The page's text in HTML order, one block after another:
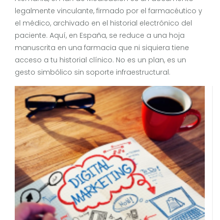
legalmente vinculante, firmado por el farmacéutico y
el médico, archivado en el historial electrónico del
paciente. Aquí, en España, se reduce a una hoja
manuscrita en una farmacia que ni siquiera tiene
acceso a tu historial clínico. No es un plan, es un
gesto simbólico sin soporte infraestructural.